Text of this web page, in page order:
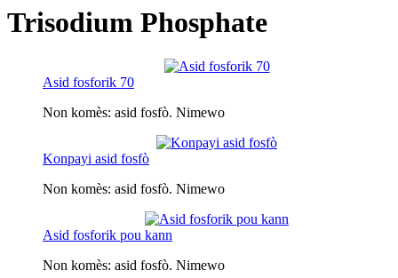
Trisodium Phosphate
Asid fosforik 70
Non komès: asid fosfò. Nimewo
Konpayi asid fosfò
Non komès: asid fosfò. Nimewo
Asid fosforik pou kann
Non komès: asid fosfò. Nimewo